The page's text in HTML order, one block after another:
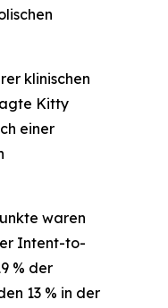
klinischen
Kitty
einer
waren
Intent-to-
% der
13 % in der